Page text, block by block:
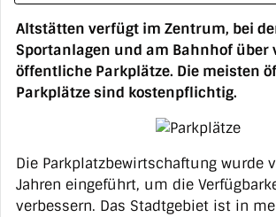
Altstätten verfügt im Zentrum, bei
Sportanlagen und am Bahnhof über
öffentliche Parkplätze. Die meisten
Parkplätze sind kostenpflichtig.
Die Parkplatzbewirtschaftung wurde
Jahren eingeführt, um die
verbessern. Das Stadtgebiet ist in